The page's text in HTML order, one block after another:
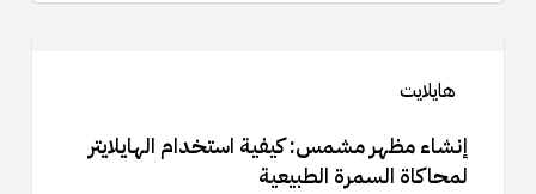
استخدام
هايلايت
إنشاء مظهر مشمس: كيفية استخدام الهايلايتر
لمحاكاة السمرة الطبيعية